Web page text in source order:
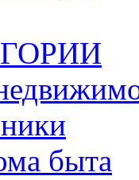
быта